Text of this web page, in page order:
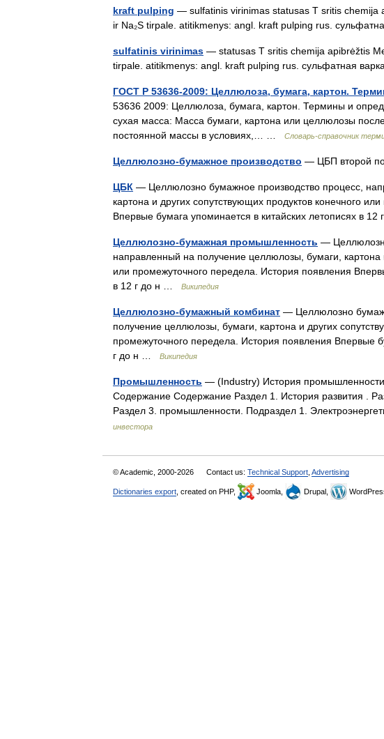
kraft pulping — sulfatinis virinimas statusas T sritis chemija
ir Na₂S tirpale. atitikmenys: angl. kraft pulping rus.
sulfatinis virinimas — statusas T sritis chemija apibrėžtis
tirpale. atitikmenys: angl. kraft pulping rus. сульфатная
ГОСТ Р 53636-2009: Целлюлоза, бумага, картон.
53636 2009: Целлюлоза, бумага, картон. Термины и
сухая масса: Масса бумаги, картона или целлюлозы
постоянной массы в условиях,… …
Словарь-справочник
Целлюлозно-бумажное производство — ЦБП второй
ЦБК — Целлюлозно бумажное производство процесс,
картона и других сопутствующих продуктов конечного
Впервые бумага упоминается в китайских летописях в
Целлюлозно-бумажная промышленность —
направленный на получение целлюлозы, бумаги, картона
или промежуточного передела. История появления
в 12 г до н …
Википедия
Целлюлозно-бумажный комбинат — Целлюлозно
получение целлюлозы, бумаги, картона и других
промежуточного передела. История появления Впервые
г до н …
Википедия
Промышленность — (Industry) История
Содержание Содержание Раздел 1. История развития .
Раздел 3. промышленности. Подраздел 1.
инвестора
© Academic, 2000-2026 Contact us: Technical Support Advertising
Dictionaries export , created on PHP, Joomla, Drupal,